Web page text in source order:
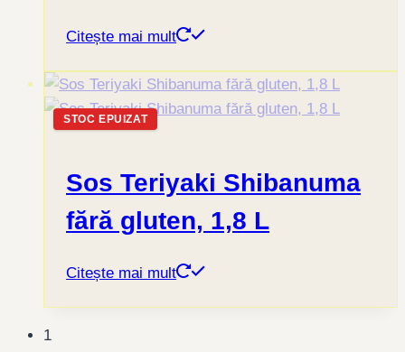
Citește mai mult
STOC EPUIZAT
Sos Teriyaki Shibanuma
fără gluten, 1,8 L
Citește mai mult
1